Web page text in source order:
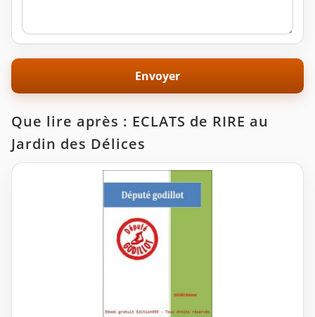
Que lire après : ECLATS de RIRE au
Jardin des Délices